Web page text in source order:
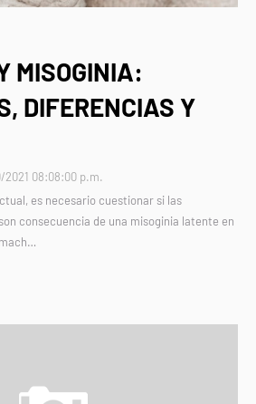
MISOGINIA:
DIFERENCIAS Y
2021 08:08:00 p.m.
es necesario cuestionar si las
consecuencia de una misoginia latente en